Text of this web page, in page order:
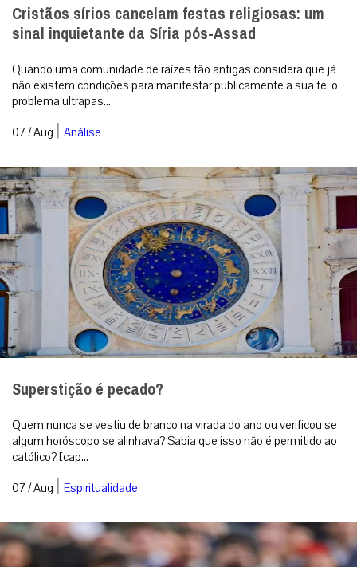
Cristãos sírios cancelam festas religiosas: um
sinal inquietante da Síria pós-Assad
Quando uma comunidade de raízes tão antigas considera que já
não existem condições para manifestar publicamente a sua fé, o
problema ultrapas...
07 / Aug | Análise
Superstição é pecado?
Quem nunca se vestiu de branco na virada do ano ou verificou se
algum horóscopo se alinhava? Sabia que isso não é permitido ao
católico? [cap...
07 / Aug | Espiritualidade